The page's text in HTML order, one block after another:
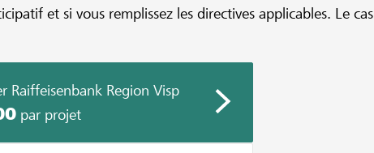
et si vous remplissez les directives applicables. Le cas
Raiffeisenbank Region Visp
par projet